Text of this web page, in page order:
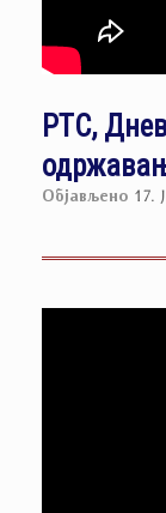
РТС,
Објављено 17.